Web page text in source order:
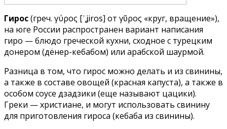
Гирос(греч. γύρος [ˈʝiros] от γῦρος «круг, вращение»),
на юге России распространен вариант написания
гиро — блюдо греческой кухни, сходное с турецким
донером (дёнер-кебабом) или арабской шаурмой.
Разница в том, что гирос можно делать и из свинины,
а также в составе овощей (красная капуста), а также в
особом соусе дзадзики (еще называют цацики).
Греки — христиане, и могут использовать свинину
для приготовления гироса (кебаба из свинины).